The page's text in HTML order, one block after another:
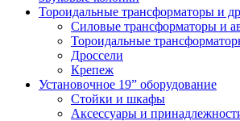
Тороидальные трансформаторы и
Силовые трансформаторы и
Тороидальные
Дроссели
Крепеж
Установочное 19” оборудование
Стойки и шкафы
Аксессуары и